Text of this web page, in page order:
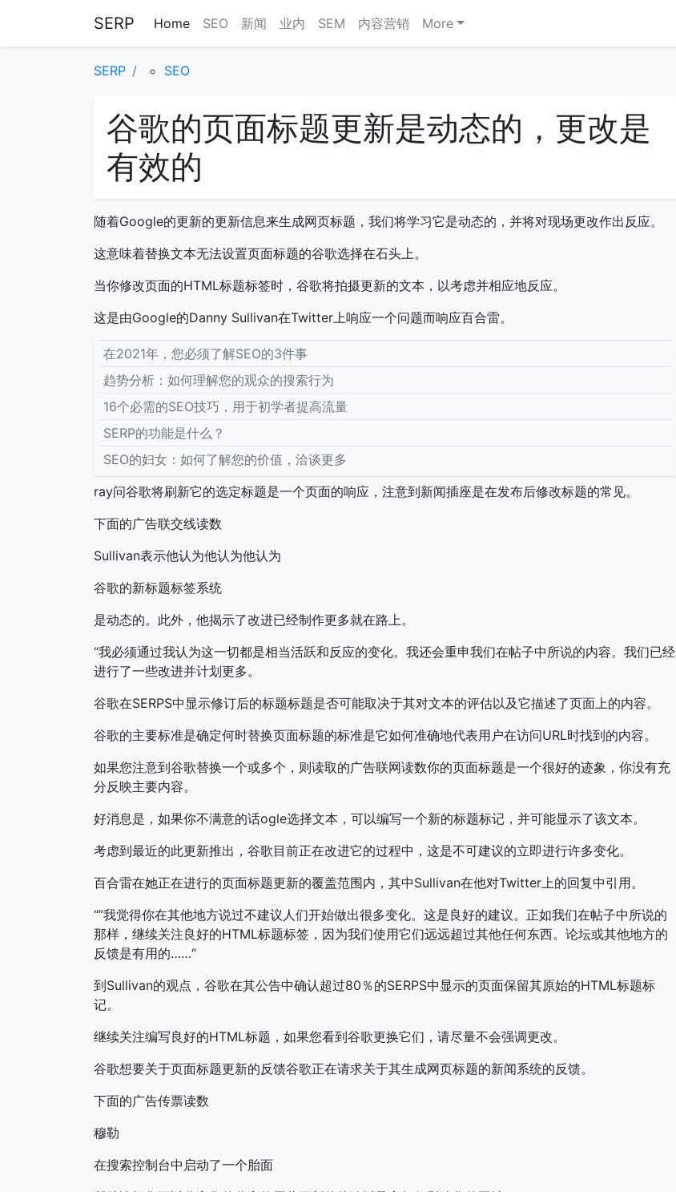
SERP Home SEO 新闻 业内 SEM 内容营销 More
SERP SEO
谷歌的页面标题更新是动态的，更改是
有效的
随着Google的更新的更新信息来生成网页标题，我们将学习它是动态的，并将对现场更改作出反应。
这意味着替换文本无法设置页面标题的谷歌选择在石头上。
当你修改页面的HTML标题标签时，谷歌将拍摄更新的文本，以考虑并相应地反应。
这是由Google的Danny Sullivan在Twitter上响应一个问题而响应百合雷。
在2021年，您必须了解SEO的3件事
趋势分析：如何理解您的观众的搜索行为
16个必需的SEO技巧，用于初学者提高流量
SERP的功能是什么？
SEO的妇女：如何了解您的价值，洽谈更多
ray问谷歌将刷新它的选定标题是一个页面的响应，注意到新闻插座是在发布后修改标题的常见。
下面的广告联交线读数
Sullivan表示他认为他认为他认为
谷歌的新标题标签系统
是动态的。此外，他揭示了改进已经制作更多就在路上。
“我必须通过我认为这一切都是相当活跃和反应的变化。我还会重申我们在帖子中所说的内容。我们已经
进行了一些改进并计划更多。
谷歌在SERPS中显示修订后的标题标题是否可能取决于其对文本的评估以及它描述了页面上的内容。
谷歌的主要标准是确定何时替换页面标题的标准是它如何准确地代表用户在访问URL时找到的内容。
如果您注意到谷歌替换一个或多个，则读取的广告联网读数你的页面标题是一个很好的迹象，你没有充
分反映主要内容。
好消息是，如果你不满意的话ogle选择文本，可以编写一个新的标题标记，并可能显示了该文本。
考虑到最近的此更新推出，谷歌目前正在改进它的过程中，这是不可建议的立即进行许多变化。
百合雷在她正在进行的页面标题更新的覆盖范围内，其中Sullivan在他对Twitter上的回复中引用。
“”我觉得你在其他地方说过不建议人们开始做出很多变化。这是良好的建议。正如我们在帖子中所说的
那样，继续关注良好的HTML标题标签，因为我们使用它们远远超过其他任何东西。论坛或其他地方的
反馈是有用的……“
到Sullivan的观点，谷歌在其公告中确认超过80％的SERPS中显示的页面保留其原始的HTML标题标
记。
继续关注编写良好的HTML标题，如果您看到谷歌更换它们，请尽量不会强调更改。
谷歌想要关于页面标题更新的反馈谷歌正在请求关于其生成网页标题的新闻系统的反馈。
下面的广告传票读数
穆勒
在搜索控制台中启动了一个胎面